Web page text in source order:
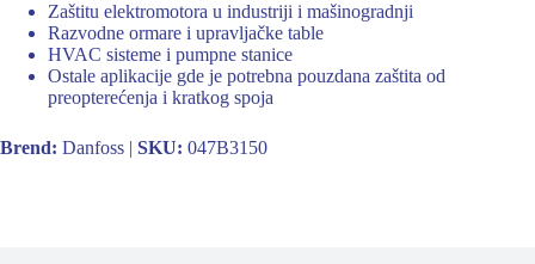
Zaštitu elektromotora u industriji i mašinogradnji
Razvodne ormare i upravljačke table
HVAC sisteme i pumpne stanice
Ostale aplikacije gde je potrebna pouzdana zaštita od
preopterećenja i kratkog spoja
Brend: Danfoss | SKU: 047B3150